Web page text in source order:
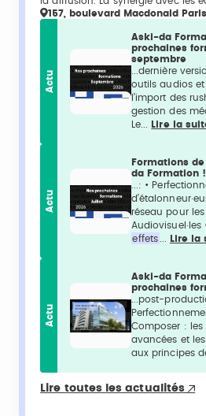
157, boulevard Macdonald
Actu
Aski-da
prochaines
septembre
...dernière
outils audios et
l’import des
gestion des
Le...
Lire la
Actu
Formations
da Formation !
...: •
réseau pour
Audiovisuel·les
effets
Lire la
Actu
Aski-da
prochaines
...post-
Composer :
avancées et les
aux principes
Lire toutes les actualités